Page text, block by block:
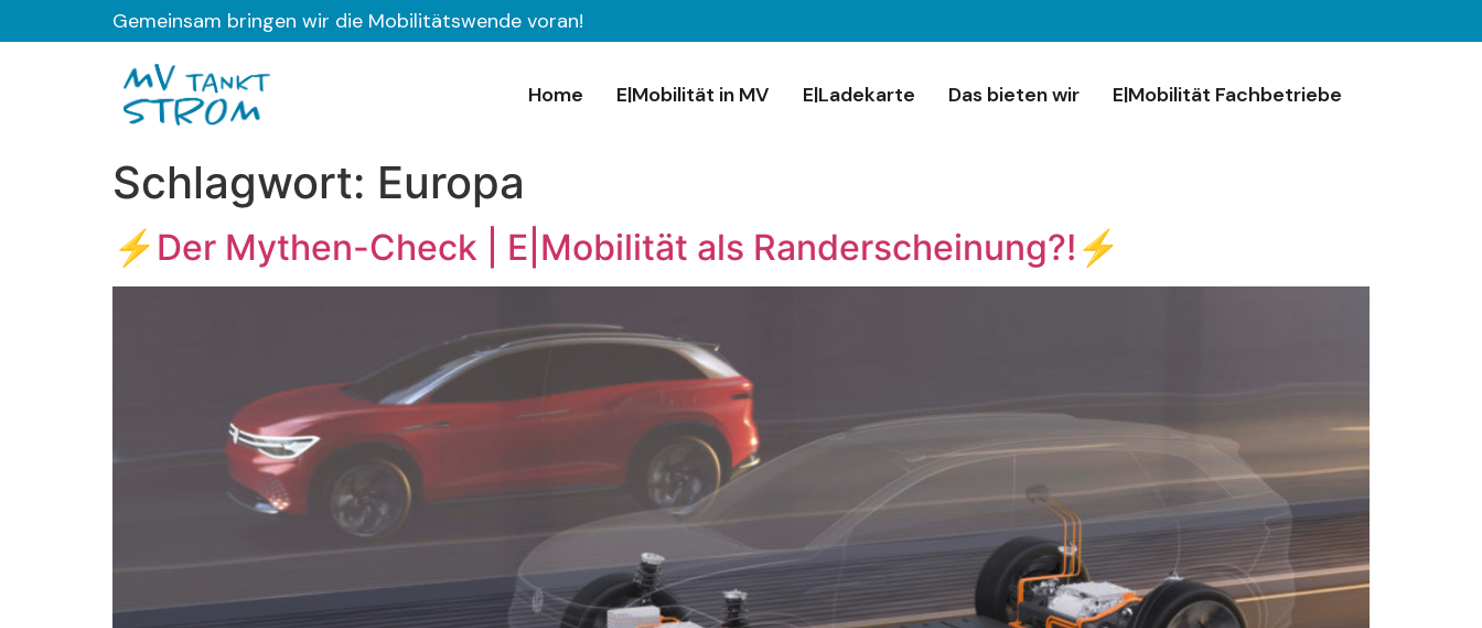
Gemeinsam bringen wir die Mobilitätswende voran!
Home E|Mobilität in MV E|Ladekarte Das bieten wir E|Mobilität Fachbetriebe
Schlagwort: Europa
⚡Der Mythen-Check | E|Mobilität als Randerscheinung?!⚡